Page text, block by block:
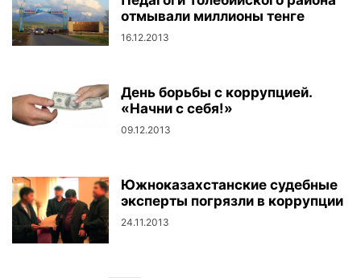
отмывали миллионы тенге
16.12.2013
День борьбы с коррупцией.
«Начни с себя!»
09.12.2013
Южноказахстанские судебные
эксперты погрязли в коррупции
24.11.2013